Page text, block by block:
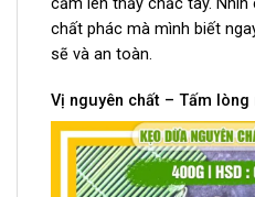
chất phác mà mình biết
sẽ và an toàn.
Vị nguyên chất – Tấm lòng